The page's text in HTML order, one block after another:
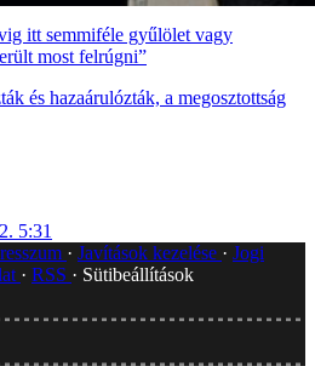
itt semmiféle gyűlölet vagy
most felrúgni”
és hazaárulózták, a megosztottság
5:31
Javítások kezelése
Jogi
RSS
Sütibeállítások